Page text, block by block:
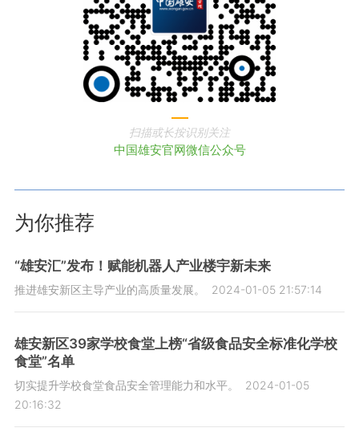
扫描或长按识别关注
中国雄安官网微信公众号
为你推荐
“雄安汇”发布！赋能机器人产业楼宇新未来
推进雄安新区主导产业的高质量发展。 2024-01-05 21:57:14
雄安新区39家学校食堂上榜“省级食品安全标准化学校
食堂”名单
切实提升学校食堂食品安全管理能力和水平。
2024-01-05
20:16:32